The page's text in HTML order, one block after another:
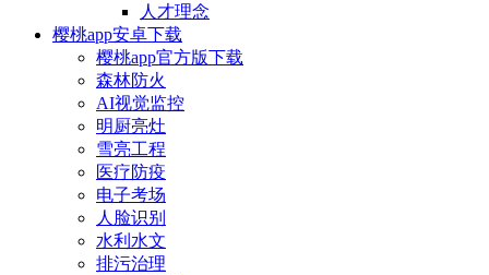
人才理念
樱桃app安卓下载
樱桃app官方版下载
森林防火
AI视觉监控
明厨亮灶
雪亮工程
医疗防疫
电子考场
人脸识别
水利水文
排污治理